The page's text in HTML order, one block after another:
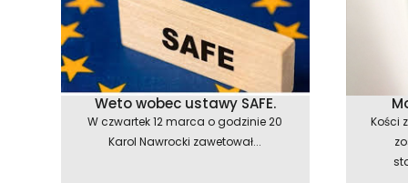
Weto wobec ustawy SAFE.
W czwartek 12 marca o godzinie 20
Karol Nawrocki zawetował...
Kości